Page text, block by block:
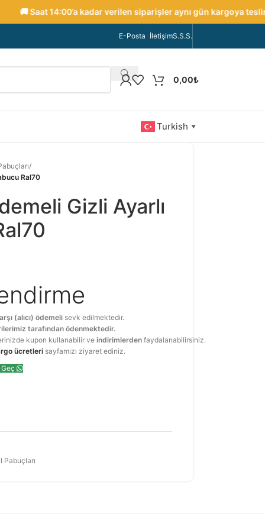
🚚 Saat 14:00’a kadar verilen siparişler aynı gün kargoya teslim
E-Posta İletişimS.S.S.
0,00₺
Turkish ▼
/
Ral70
Gizli Ayarlı
(alıcı) ödemeli sevk edilmektedir.
tarafından ödenmektedir.
kupon kullanabilir veindirimlerden faydalanabilirsiniz.
ücretleri sayfamızı ziyaret ediniz.
Geç
Pabuçları